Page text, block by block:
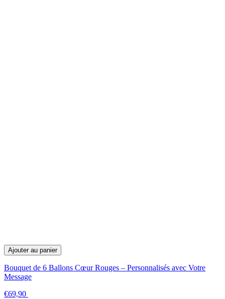
Ajouter au panier
Bouquet de 6 Ballons Cœur Rouges – Personnalisés avec Votre
Message
€69,90